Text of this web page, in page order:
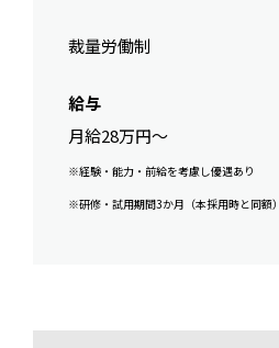
裁量労働制
給与
月給28万円～
※経験・能力・前給を考慮し優遇あり
※研修・試用期間3か月（本採用時と同額）